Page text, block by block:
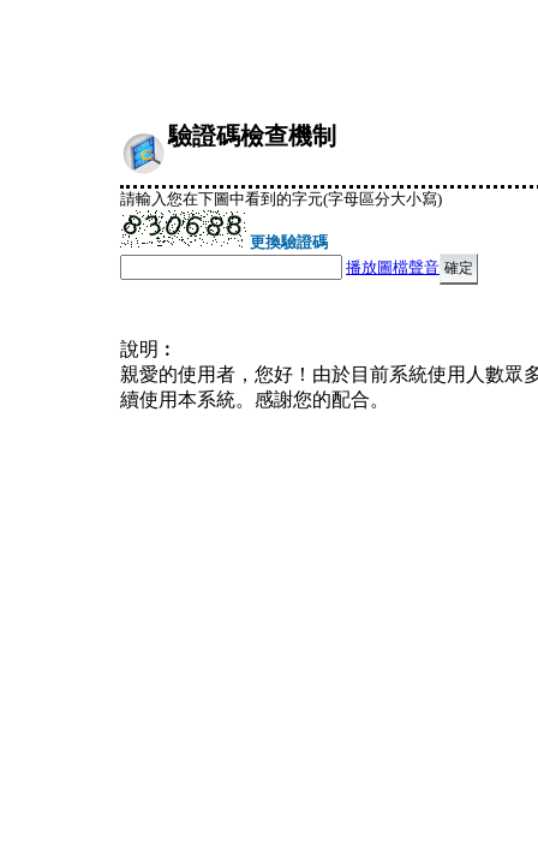
驗證碼檢查機制
請輸入您在下圖中看到的字元(字母區分大小寫)
更換驗證碼
播放圖檔聲音
說明︰
親愛的使用者，您好！由於目前系統使用人數眾
續使用本系統。感謝您的配合。